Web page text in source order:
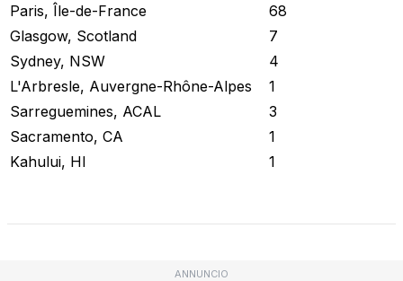
Paris, Île-de-France
68
Glasgow, Scotland
7
Sydney, NSW
4
L'Arbresle, Auvergne-Rhône-Alpes
1
Sarreguemines, ACAL
3
Sacramento, CA
1
Kahului, HI
1
ANNUNCIO